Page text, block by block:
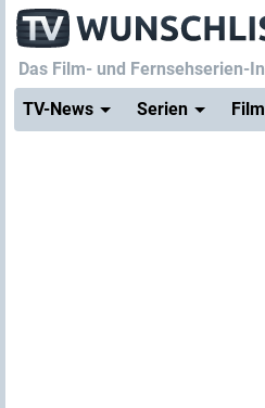
Das Film- und Fernsehserien-
TV-News
Serien